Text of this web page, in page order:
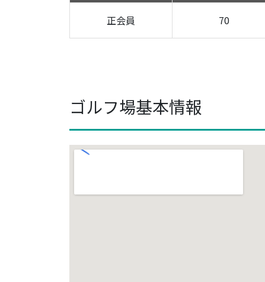
正会員 70
ゴルフ場基本情報